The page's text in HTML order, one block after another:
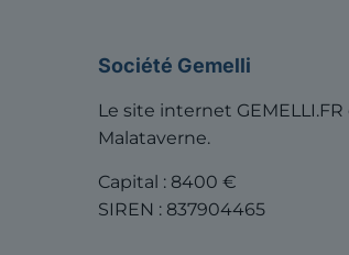
Société Gemelli
Le site internet
Malataverne.
Capital : 8400 €
SIREN : 837904465